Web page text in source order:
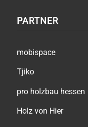
PARTNER
mobispace
Tjiko
pro holzbau hessen
Holz von Hier